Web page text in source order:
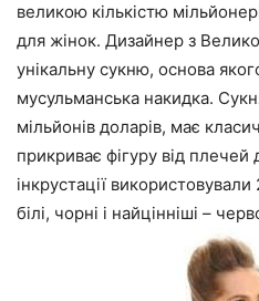
великою кількістю
для жінок. Дизайнер з
унікальну сукню, основа
мусульманська накидка.
мільйонів доларів, має
прикриває фігуру від плечей
інкрустації
білі, чорні і найцінніші –